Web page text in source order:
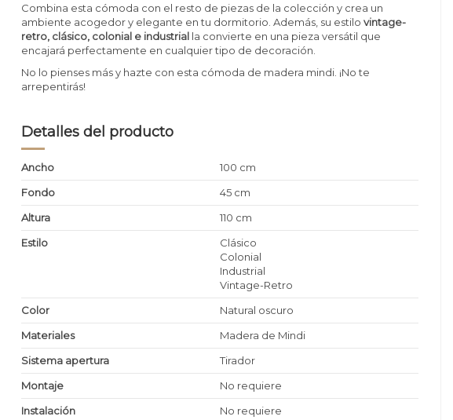
Combina esta cómoda con el resto de piezas de la colección y crea un
ambiente acogedor y elegante en tu dormitorio. Además, su estilovintage-
retro, clásico, colonial e industrial la convierte en una pieza versátil que
encajará perfectamente en cualquier tipo de decoración.
No lo pienses más y hazte con esta cómoda de madera mindi. ¡No te
arrepentirás!
Detalles del producto
Ancho
100 cm
Fondo
45 cm
Altura
110 cm
Estilo
Clásico
Colonial
Industrial
Vintage-Retro
Color
Natural oscuro
Materiales
Madera de Mindi
Sistema apertura
Tirador
Montaje
No requiere
Instalación
No requiere